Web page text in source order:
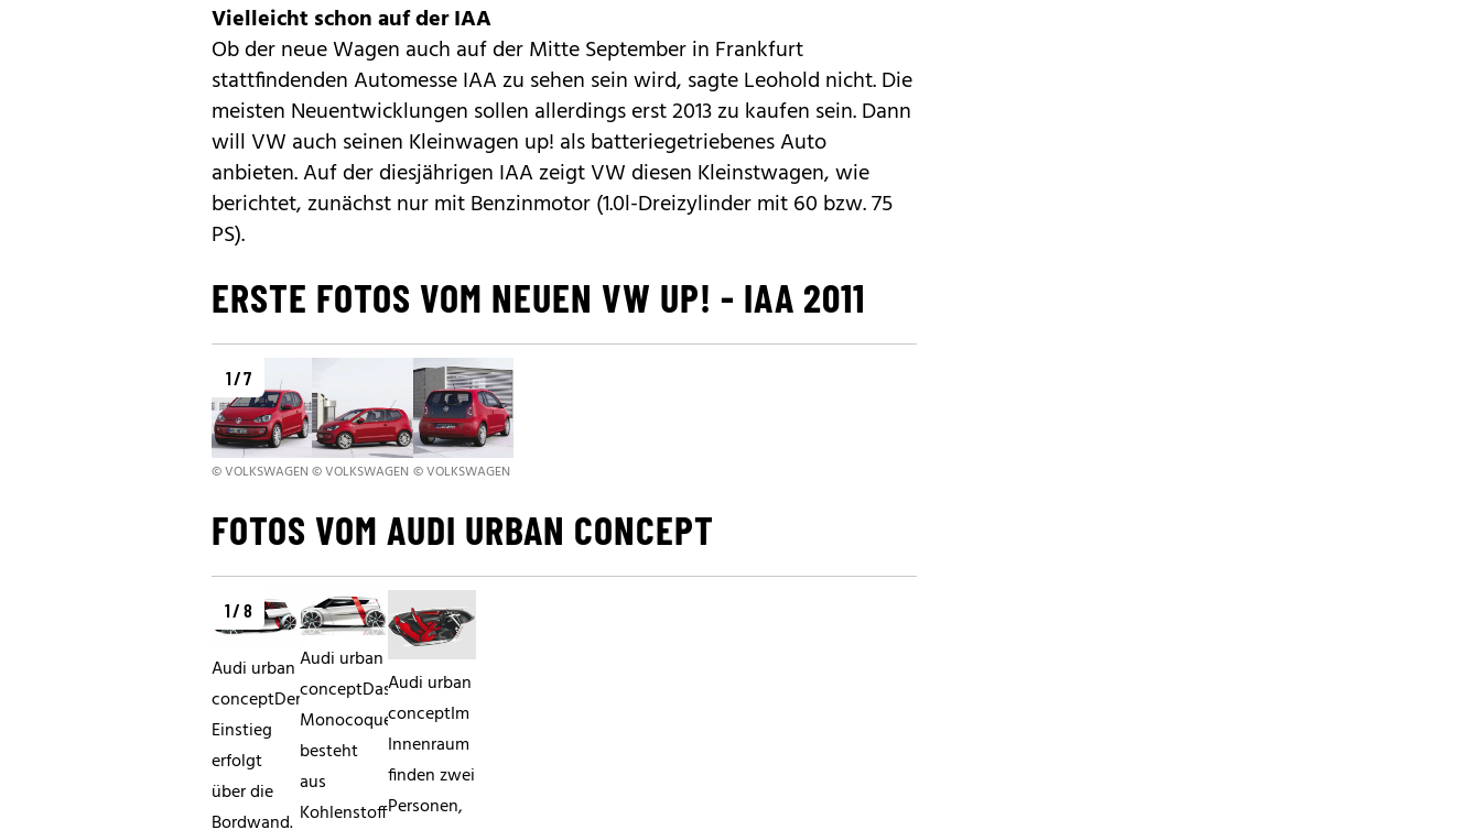
Vielleicht schon auf der IAA
Ob der neue Wagen auch auf der Mitte September in Frankfurt
stattfindenden AutomesseIAAzu sehen sein wird, sagte Leohold nicht. Die
meisten Neuentwicklungen sollen allerdings erst 2013 zu kaufen sein. Dann
will VW auch seinen Kleinwagen up! als batteriegetriebenes Auto
anbieten. Auf der diesjährigen IAAzeigt VW diesen Kleinstwagen, wie
berichtet, zunächst nur mit Benzinmotor (1.0l-Dreizylinder mit 60 bzw. 75
PS).
ERSTE FOTOS VOM NEUEN VW UP! - IAA 2011
1 / 7
© VOLKSWAGEN © VOLKSWAGEN © VOLKSWAGEN
FOTOS VOM AUDI URBAN CONCEPT
1 / 8
Audi urban
conceptDer
Einstieg
erfolgt
über die
Bordwand.
Audi urban
conceptDas
Monocoque
besteht
aus
Kohlenstofffaser-
Audi urban
conceptIm
Innenraum
finden zwei
Personen,